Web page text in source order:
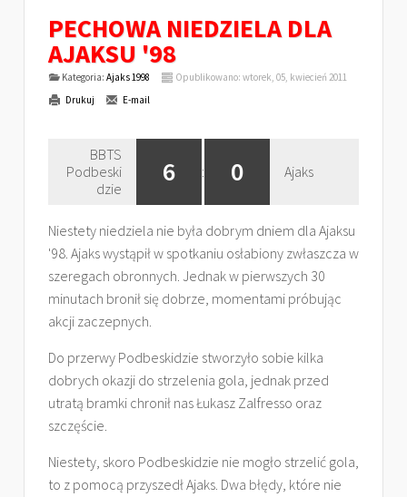
PECHOWA NIEDZIELA DLA
AJAKSU '98
Kategoria: Ajaks 1998
Opublikowano: wtorek, 05, kwiecień 2011
Drukuj
E-mail
BBTS
Podbeski
dzie
6 : 0 Ajaks
Niestety niedziela nie była dobrym dniem dla Ajaksu
'98. Ajaks wystąpił w spotkaniu osłabiony zwłaszcza w
szeregach obronnych. Jednak w pierwszych 30
minutach bronił się dobrze, momentami próbując
akcji zaczepnych.
Do przerwy Podbeskidzie stworzyło sobie kilka
dobrych okazji do strzelenia gola, jednak przed
utratą bramki chronił nas Łukasz Zalfresso oraz
szczęście.
Niestety, skoro Podbeskidzie nie mogło strzelić gola,
to z pomocą przyszedł Ajaks. Dwa błędy, które nie